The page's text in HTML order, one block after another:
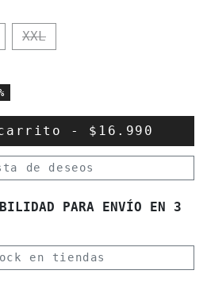
XXL
- $16.990
de deseos
PARA ENVÍO EN 3
en tiendas